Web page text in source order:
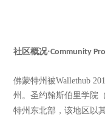
社区概况·Community
佛蒙特州被Wallethub
州。圣约翰斯伯里学院
特州东北部，该地区以